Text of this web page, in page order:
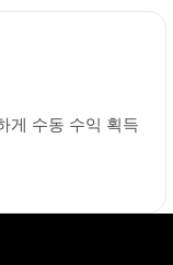
게 수동 수익 획득